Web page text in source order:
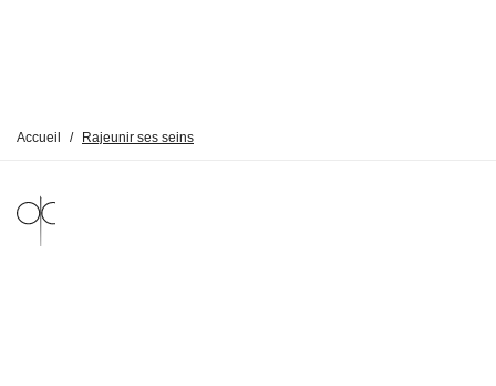
Accueil / Rajeunir ses seins